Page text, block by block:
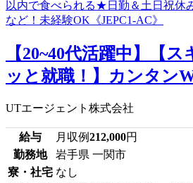
【20~40代活躍中】【
ッと就職！】カンタン
UTエージェント株式会社
給与 月収例212,000円
勤務地
岩手県 一関市
寮・社宅 なし